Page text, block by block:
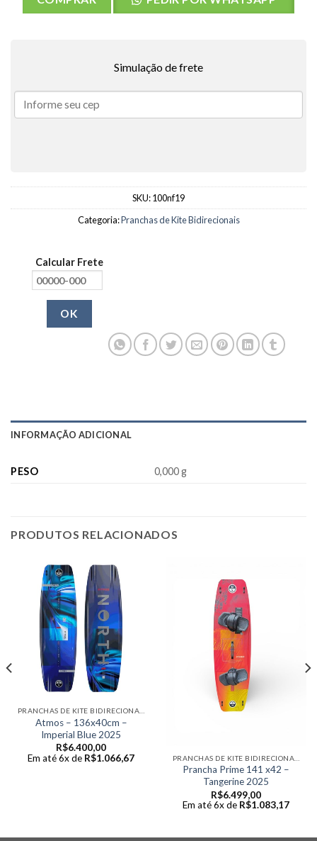
Simulação de frete
SKU:100nf19
Categoria:Pranchas de Kite Bidirecionais
Calcular Frete
OK
INFORMAÇÃO ADICIONAL
PESO 0,000 g
PRODUTOS RELACIONADOS
Atmos – 136x40cm –
Imperial Blue 2025
R$6.400,00
Em até 6x de R$1.066,67
Prancha Prime 141 x42 –
Tangerine 2025
R$6.499,00
Em até 6x de R$1.083,17